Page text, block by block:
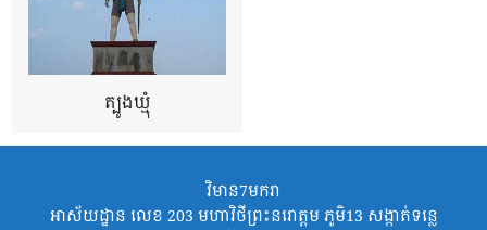
ត្បូងឃ្មុំ
វិមាន7មករា
អាស័យដ្ឋាន លេខ 203 មហាវិថីព្រះនរោត្តម ភូមិ13 សង្កាត់ទន្លេ